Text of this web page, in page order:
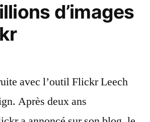
d’images
avec l’outil Flickr Leech
Après deux ans